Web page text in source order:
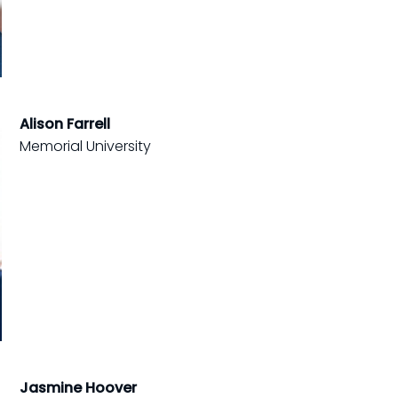
Alison Farrell
Memorial University
Jasmine Hoover